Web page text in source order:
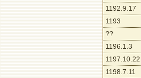
1192.9.17
1193
??
1196.1.3
1197.10.22
1198.7.11